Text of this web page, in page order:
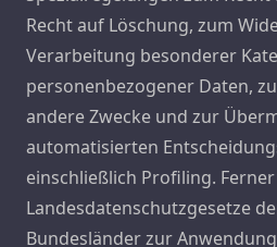
Recht auf Löschung, zum
Verarbeitung besonderer
personenbezogener Daten,
andere Zwecke und zur
automatisierten
einschließlich Profiling.
Landesdatenschutzgesetze
Bundesländer zur